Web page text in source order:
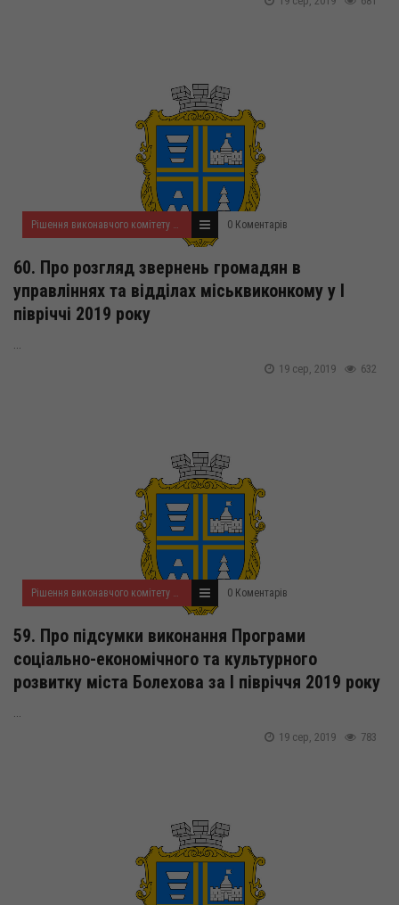
Рішення виконавчого комітету за серпень 2019 року 0 Коментарів
60. Про розгляд звернень громадян в
управліннях та відділах міськвиконкому у І
півріччі 2019 року
632
19 сер, 2019
Рішення виконавчого комітету за серпень 2019 року 0 Коментарів
59. Про підсумки виконання Програми
соціально-економічного та культурного
розвитку міста Болехова за І півріччя 2019 року
783
19 сер, 2019